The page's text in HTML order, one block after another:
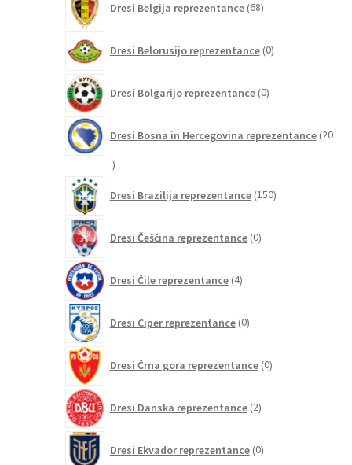
Dresi Belgija reprezentance 68izdelkov
Dresi Belorusijo reprezentance 0izdelkov
Dresi Bolgarijo reprezentance 0izdelkov
Dresi Bosna in Hercegovina reprezentance 20
20
Dresi Brazilija reprezentance 150izdelkov
Dresi Češčina reprezentance 0izdelkov
Dresi Čile reprezentance 4izdelki
Dresi Ciper reprezentance 0izdelkov
Dresi Črna gora reprezentance 0izdelkov
Dresi Danska reprezentance 2izdelka
Dresi Ekvador reprezentance 0izdelkov